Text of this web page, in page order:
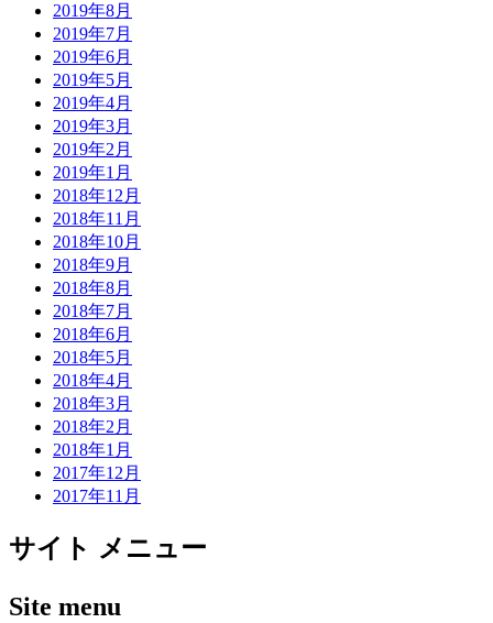
2019年8月
2019年7月
2019年6月
2019年5月
2019年4月
2019年3月
2019年2月
2019年1月
2018年12月
2018年11月
2018年10月
2018年9月
2018年8月
2018年7月
2018年6月
2018年5月
2018年4月
2018年3月
2018年2月
2018年1月
2017年12月
2017年11月
サイト メニュー
Site menu